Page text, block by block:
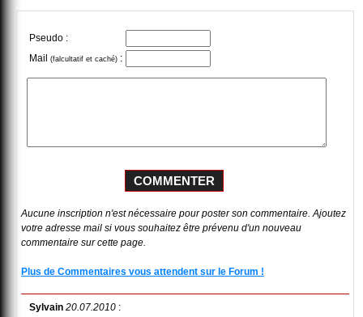
Pseudo :
Mail
(falcultatif et caché) :
Aucune inscription n'est nécessaire pour poster son commentaire. Ajoutez
votre adresse mail si vous souhaitez être prévenu d'un nouveau
commentaire sur cette page.
Plus de Commentaires vous attendent sur le Forum !
Sylvain 20.07.2010 :